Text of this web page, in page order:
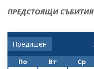
ПРЕДСТОЯЩИ СЪБИТИЯ
Предишен
По Вт Ср